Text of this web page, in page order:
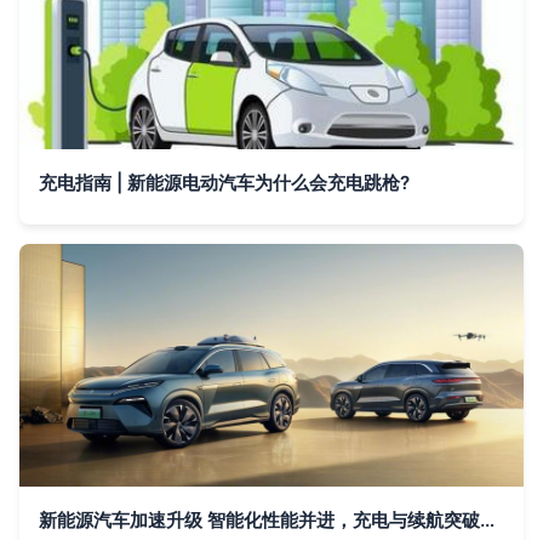
充电指南 | 新能源电动汽车为什么会充电跳枪?
新能源汽车加速升级 智能化性能并进，充电与续航突破成关键引擎